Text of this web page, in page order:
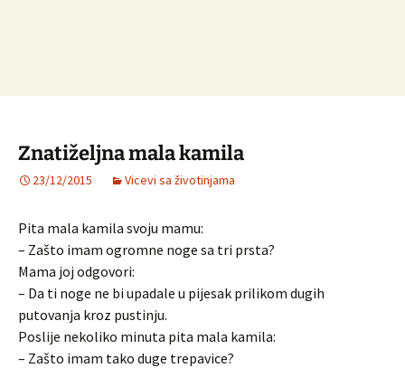
Znatiželjna mala kamila
23/12/2015 Vicevi sa životinjama
Pita mala kamila svoju mamu:
– Zašto imam ogromne noge sa tri prsta?
Mama joj odgovori:
– Da ti noge ne bi upadale u pijesak prilikom dugih
putovanja kroz pustinju.
Poslije nekoliko minuta pita mala kamila:
– Zašto imam tako duge trepavice?